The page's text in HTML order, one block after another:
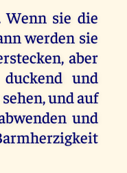
Wenn sie die
werden sie
aber
und
und auf
und